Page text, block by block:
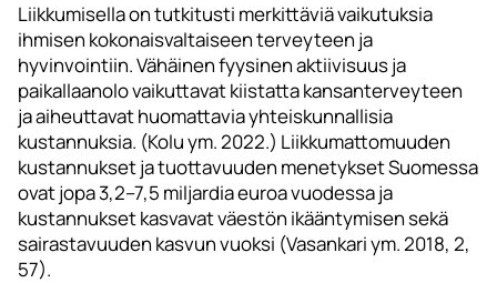
Liikkumisella on tutkitusti merkittäviä vaikutuksia
ihmisen kokonaisvaltaiseen terveyteen ja
hyvinvointiin. Vähäinen fyysinen aktiivisuus ja
paikallaanolo vaikuttavat kiistatta kansanterveyteen
ja aiheuttavat huomattavia yhteiskunnallisia
kustannuksia. (Kolu ym. 2022.) Liikkumattomuuden
kustannukset ja tuottavuuden menetykset Suomessa
ovat jopa 3,2–7,5 miljardia euroa vuodessa ja
kustannukset kasvavat väestön ikääntymisen sekä
sairastavuuden kasvun vuoksi (Vasankari ym. 2018, 2,
57).